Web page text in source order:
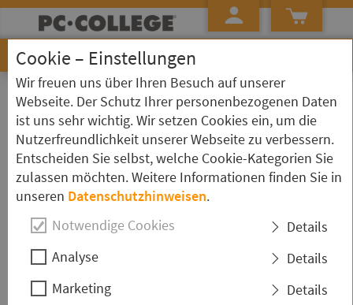
Startseite»Kursübersicht»Microsoft 365»Kurs Detailseite
Microsoft 365 - MS-102T00 -
Grundlagen für Microsoft 365-
Administratoren (Exam: MS-102)
Kurzbeschreibung
Cookie – Einstellungen
Wir freuen uns über Ihren Besuch auf unserer
Webseite. Der Schutz Ihrer personenbezogenen Daten
ist uns sehr wichtig. Wir setzen Cookies ein, um die
Nutzerfreundlichkeit unserer Webseite zu verbessern.
Entscheiden Sie selbst, welche Cookie-Kategorien Sie
zulassen möchten. Weitere Informationen finden Sie in
unseren Datenschutzhinweisen.
Notwendige Cookies
Details
Analyse
Details
Marketing
Details